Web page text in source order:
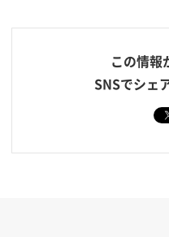
この情報
SNSでシェ